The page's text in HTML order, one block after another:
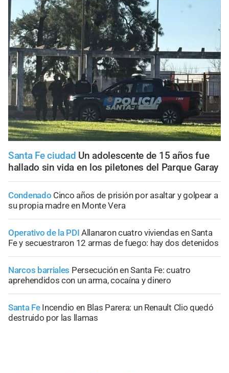
Santa Fe ciudad Un adolescente de 15 años fue
hallado sin vida en los piletones del Parque Garay
Condenado Cinco años de prisión por asaltar y golpear a
su propia madre en Monte Vera
Operativo de la PDI Allanaron cuatro viviendas en Santa
Fe y secuestraron 12 armas de fuego: hay dos detenidos
Narcos barriales Persecución en Santa Fe: cuatro
aprehendidos con un arma, cocaína y dinero
Santa Fe Incendio en Blas Parera: un Renault Clio quedó
destruido por las llamas